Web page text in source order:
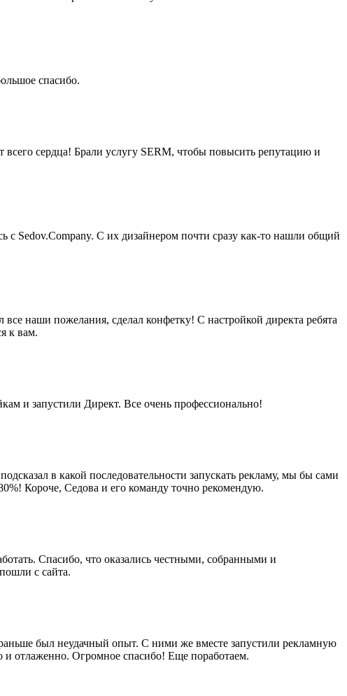
спасибо.
сердца! Брали услугу SERM, чтобы повысить репутацию и
с Sedov.Company. С их дизайнером почти сразу как-то нашли общий
наши пожелания, сделал конфетку! С настройкой директа ребята
к вам.
и запустили Директ. Все очень профессионально!
в какой последовательности запускать рекламу, мы бы сами
Короче, Седова и его команду точно рекомендую.
Спасибо, что оказались честными, собранными и
с сайта.
был неудачный опыт. С ними же вместе запустили рекламную
и отлаженно. Огромное спасибо! Еще поработаем.